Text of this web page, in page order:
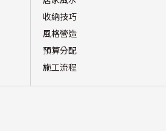
收納技巧
風格營造
預算分配
施工流程